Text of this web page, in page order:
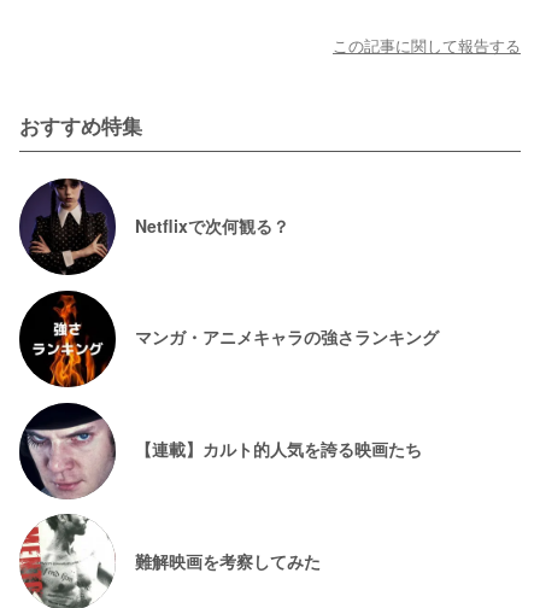
この記事に関して報告する
おすすめ特集
Netflixで次何観る？
マンガ・アニメキャラの強さランキング
【連載】カルト的人気を誇る映画たち
難解映画を考察してみた